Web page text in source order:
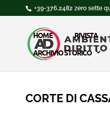
+39-376.2482 zero sette
HOME RIVISTA
ARCHIVIO STORICO
CORTE DI